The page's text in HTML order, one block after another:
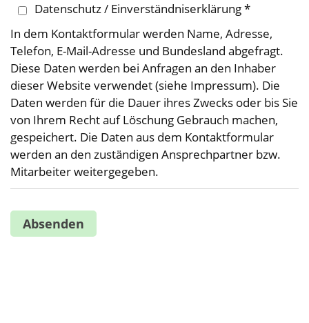
Datenschutz / Einverständniserklärung *
In dem Kontaktformular werden Name, Adresse,
Telefon, E-Mail-Adresse und Bundesland abgefragt.
Diese Daten werden bei Anfragen an den Inhaber
dieser Website verwendet (siehe Impressum). Die
Daten werden für die Dauer ihres Zwecks oder bis Sie
von Ihrem Recht auf Löschung Gebrauch machen,
gespeichert. Die Daten aus dem Kontaktformular
werden an den zuständigen Ansprechpartner bzw.
Mitarbeiter weitergegeben.